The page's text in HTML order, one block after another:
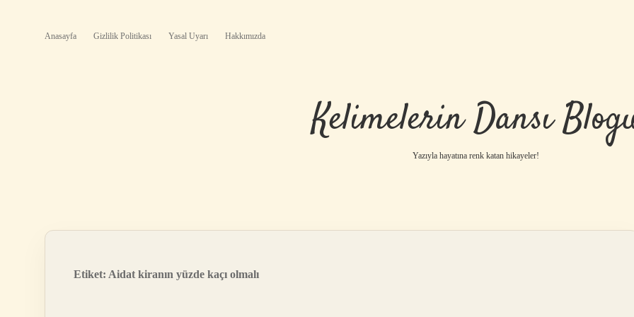
Anasayfa Gizlilik Politikası Yasal Uyarı Hakkımızda
Kelimelerin Dansı
Yazıyla hayatına renk katan hikayeler!
Etiket: Aidat kiranın yüzde kaçı olmalı